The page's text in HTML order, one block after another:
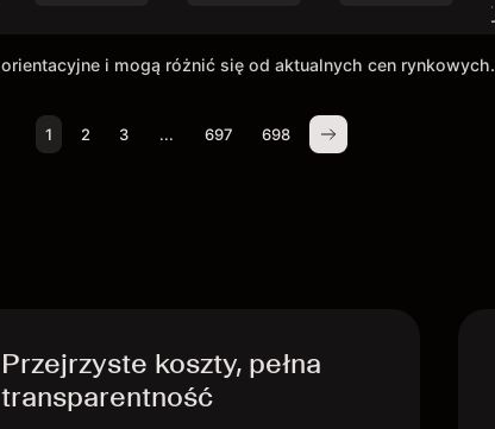
i mogą różnić się od aktualnych cen rynkowych.
1 2 3 ... 697 698
Przejrzyste koszty, pełna
transparentność